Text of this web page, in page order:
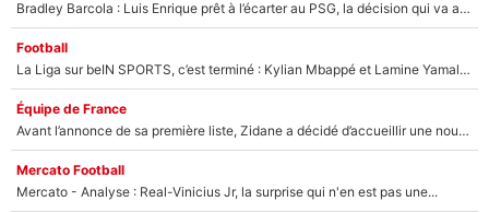
Bradley Barcola : Luis Enrique prêt à l’écarter au PSG, la décision qui va accélérer son transfert à Liverpool ?
Football
La Liga sur beIN SPORTS, c’est terminé : Kylian Mbappé et Lamine Yamal changent de chaîne, «le moment était venu d'ouvrir un nouveau chapitre»
Équipe de France
Avant l’annonce de sa première liste, Zidane a décidé d’accueillir une nouvelle tête en équipe de France
Mercato Football
Mercato - Analyse : Real-Vinicius Jr, la surprise qui n'en est pas une...